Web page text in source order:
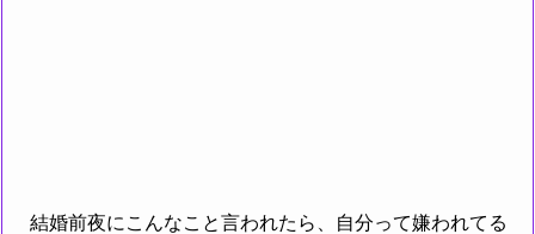
結婚前夜にこんなこと言われたら、自分って嫌われてる